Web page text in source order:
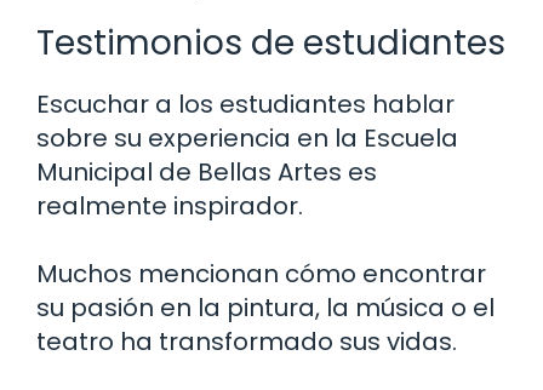
Testimonios de estudiantes
Escuchar a los estudiantes hablar
sobre su experiencia en la Escuela
Municipal de Bellas Artes es
realmente inspirador.
Muchos mencionan cómo encontrar
su pasión en la pintura, la música o el
teatro ha transformado sus vidas.